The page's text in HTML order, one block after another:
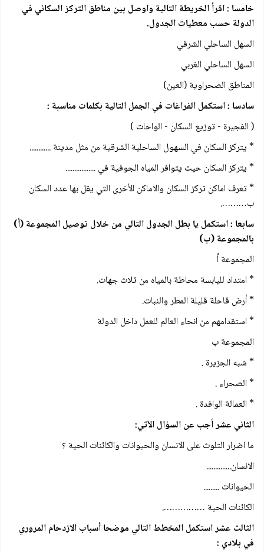
خامسا : اقرأ الخريطة التالية واوصل بين مناطق التركز السكاني في
الدولة حسب معطيات الجدول.
السهل الساحلي الشرقي
السهل الساحلي الغربي
المناطق الصحراوية (العين)
سادسا : استكمل الفراغات في الجمل التالية بكلمات مناسبة :
( الفجيرة - توزيع السكان - الواحات )
* يتركز السكان في السهول الساحلية الشرقية من مثل مدينة ............
* يتركز السكان حيث يتوافر المياه الجوفية في .................
* تعرف اماكن تركز السكان والاماكن الأخرى التي يقل بها عدد السكان
ب……….
سابعا : استكمل يا بطل الجدول التالي من خلال توصيل المجموعة (أ)
بالمجموعة (ب)
المجموعة أ
* امتداد لليابسة محاطة بالمياه من ثلاث جهات.
* أرض قاحلة قليلة المطر والنبات.
* استقدامهم من انحاء العالم للعمل داخل الدولة
المجموعة ب
* شبه الجزيرة .
* الصحراء .
* العمالة الوافدة .
الثاني عشر أجب عن السؤال الآتي:
ما اضرار التلوث على الانسان والحيوانات والكائنات الحية ؟
الانسان..............
الحيوانات .........
الكائنات الحية …………….
الثالث عشر استكمل المخطط التالي موضحا أسباب الازدحام المروري
في بلادي :